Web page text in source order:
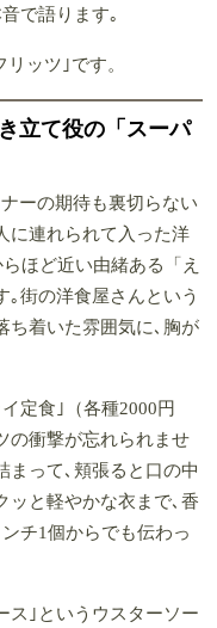
で語ります｡
ッツ｣です。
立て役の「スーパ
ーの期待も裏切らない
に連れられて入った洋
ほど近い由緒ある「え
｡街の洋食屋さんという
ち着いた雰囲気に､胸が
定食｣（各種2000円
の衝撃が忘れられませ
まって､頬張ると口の中
ッと軽やかな衣まで､香
チ1個からでも伝わっ
ス｣というウスターソー